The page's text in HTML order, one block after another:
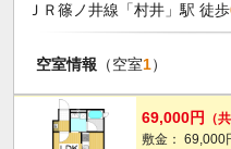
ＪＲ篠ノ井線「村井」駅 徒歩
空室情報 （空室1）
69,000円
（
敷金： 69,000